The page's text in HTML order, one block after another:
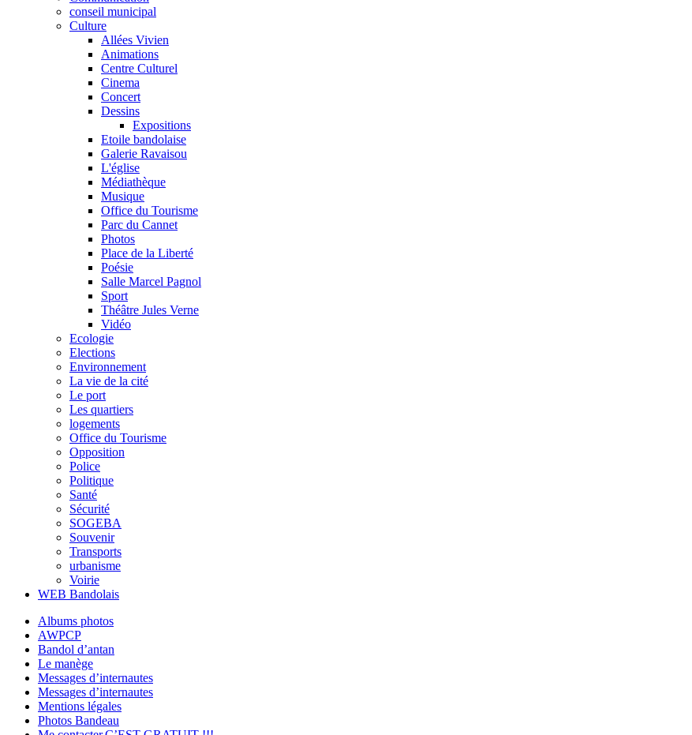
conseil municipal
Culture
Allées Vivien
Animations
Centre Culturel
Cinema
Concert
Dessins
Expositions
Etoile bandolaise
Galerie Ravaisou
L'église
Médiathèque
Musique
Office du Tourisme
Parc du Cannet
Photos
Place de la Liberté
Poésie
Salle Marcel Pagnol
Sport
Théâtre Jules Verne
Vidéo
Ecologie
Elections
Environnement
La vie de la cité
Le port
Les quartiers
logements
Office du Tourisme
Opposition
Police
Politique
Santé
Sécurité
SOGEBA
Souvenir
Transports
urbanisme
Voirie
WEB Bandolais
Albums photos
AWPCP
Bandol d’antan
Le manège
Messages d’internautes
Messages d’internautes
Mentions légales
Photos Bandeau